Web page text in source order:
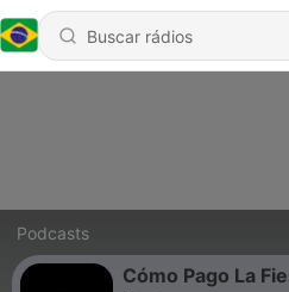
Podcasts
Cómo Pago La